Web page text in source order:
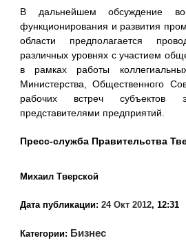
В дальнейшем обсуждение
функционирования и развития
области предполагается
различных уровнях с участием
в рамках работы
Министерства, Общественного
рабочих встреч субъектов
представителями предприятий.
Пресс-служба Правительства
Михаил Тверской
Дата публикации: 24 Окт 2012, 12:31
Категории: Бизнес